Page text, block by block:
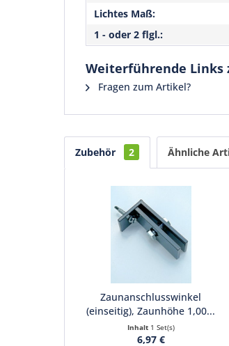
Lichtes Maß:
1 - oder 2 flgl.:
Weiterführende Links
Fragen zum Artikel?
Zubehör 2 Ähnliche
Zaunanschlusswinkel
(einseitig), Zaunhöhe 1,00...
Inhalt 1 Set(s)
6,97 €